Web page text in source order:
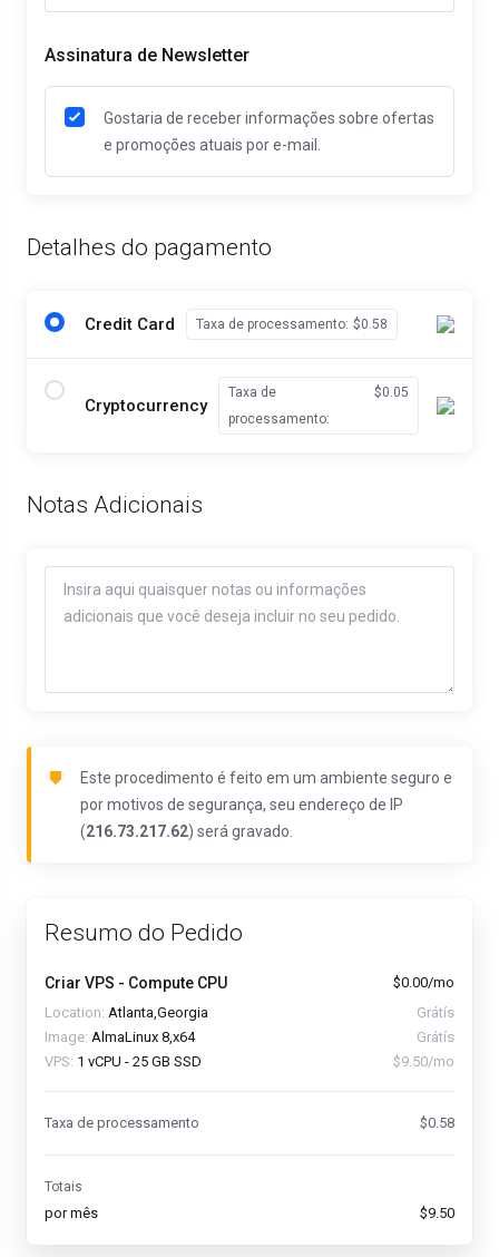
Assinatura de Newsletter
Gostaria de receber informações sobre ofertas
e promoções atuais por e-mail.
Detalhes do pagamento
Credit Card Taxa de processamento: $0.58
Cryptocurrency
Taxa de
processamento:
$0.05
Notas Adicionais
Este procedimento é feito em um ambiente seguro e
por motivos de segurança, seu endereço de IP
(216.73.217.62) será gravado.
Resumo do Pedido
Criar VPS - Compute CPU
$0.00/mo
Location: Atlanta,Georgia
Grátís
Image: AlmaLinux 8,x64
Grátís
VPS: 1 vCPU - 25 GB SSD $9.50/mo
Taxa de processamento $0.58
Totais
por mês $9.50